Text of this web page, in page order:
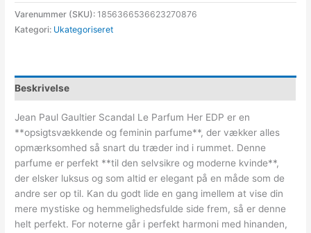
Varenummer (SKU): 1856366536623270876
Kategori: Ukategoriseret
Beskrivelse
Jean Paul Gaultier Scandal Le Parfum Her EDP er en
**opsigtsvækkende og feminin parfume**, der vækker alles
opmærksomhed så snart du træder ind i rummet. Denne
parfume er perfekt **til den selvsikre og moderne kvinde**,
der elsker luksus og som altid er elegant på en måde som de
andre ser op til. Kan du godt lide en gang imellem at vise din
mere mystiske og hemmelighedsfulde side frem, så er denne
helt perfekt. For noterne går i perfekt harmoni med hinanden,